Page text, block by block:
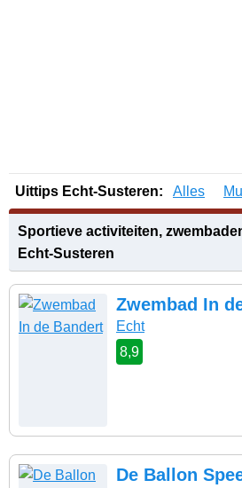
Uittips Echt-Susteren: Alles
Sportieve activiteiten,
Echt-Susteren
Zwembad In
Echt
8,9
De Ballon